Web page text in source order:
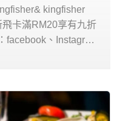
kingfisher
卡滿RM20享有九折
、Instagram